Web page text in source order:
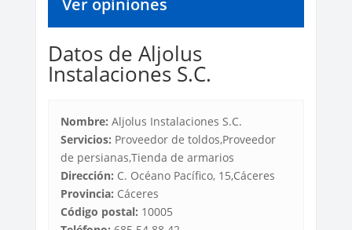
Datos de Aljolus
Instalaciones S.C.
Nombre: Aljolus Instalaciones S.C.
Servicios: Proveedor de toldos,Proveedor
de persianas,Tienda de armarios
Dirección: C. Océano Pacífico, 15,Cáceres‎
Provincia: Cáceres‎
Código postal: 10005